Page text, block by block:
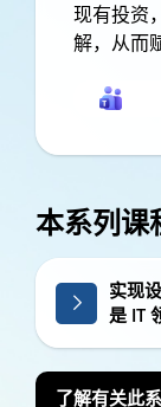
现有投资
解，从而
本系列课
实现
是 IT
了解有关此